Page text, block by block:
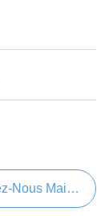
Nous Maintenant